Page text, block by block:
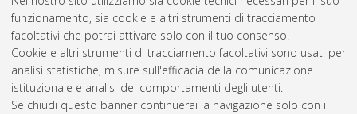
funzionamento, sia cookie e altri strumenti di tracciamento
facoltativi che potrai attivare solo con il tuo consenso.
Cookie e altri strumenti di tracciamento facoltativi sono usati per
analisi statistiche, misure sull'efficacia della comunicazione
istituzionale e analisi dei comportamenti degli utenti.
Se chiudi questo banner continuerai la navigazione solo con i
Gestione del documento: